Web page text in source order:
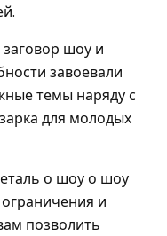
шоу и
завоевали
темы наряду с
для молодых
о шоу о шоу
и
позволить